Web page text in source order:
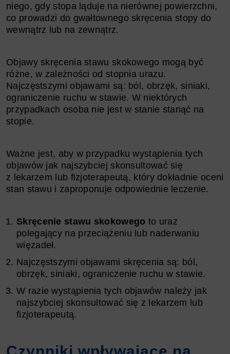
niego, gdy stopa ląduje na nierównej powierzchni,
co prowadzi do gwałtownego skręcenia stopy do
wewnątrz lub na zewnątrz.
Objawy skręcenia stawu skokowego mogą być
różne, w zależności od stopnia urazu.
Najczęstszymi objawami są: ból, obrzęk, siniaki,
ograniczenie ruchu w stawie. W niektórych
przypadkach osoba nie jest w stanie stanąć na
stopie.
Ważne jest, aby w przypadku wystąpienia tych
objawów jak najszybciej skonsultować się
z lekarzem lub fizjoterapeutą, który dokładnie oceni
stan stawu i zaproponuje odpowiednie leczenie.
Skręcenie stawu skokowego to uraz
polegający na przeciążeniu lub naderwaniu
więzadeł.
Najczęstszymi objawami skręcenia są: ból,
obrzęk, siniaki, ograniczenie ruchu w stawie.
W razie wystąpienia tych objawów należy jak
najszybciej skonsultować się z lekarzem lub
fizjoterapeutą.